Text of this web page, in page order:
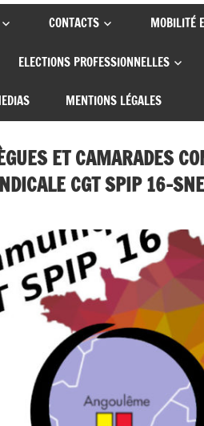
CONTACTS MOBILITÉ
ELECTIONS PROFESSIONNELLES
MENTIONS LÉGALES
ET CAMARADES
CGT SPIP 16-